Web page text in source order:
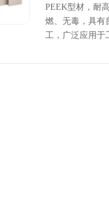
PEEK型材，耐
燃、无毒，具有
工，广泛应用于
320mm，厚度规